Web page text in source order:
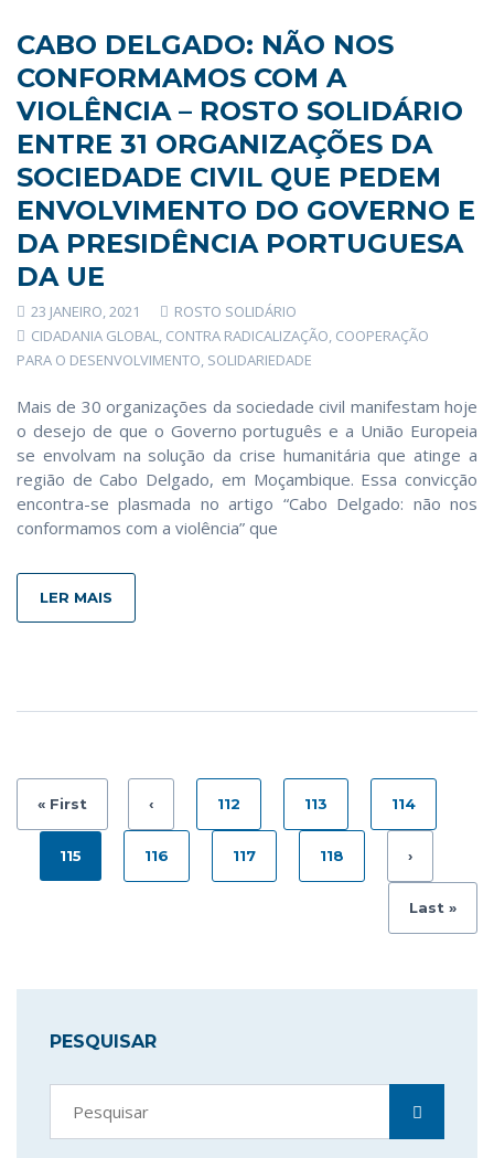
CABO DELGADO: NÃO NOS
CONFORMAMOS COM A
VIOLÊNCIA – ROSTO SOLIDÁRIO
ENTRE 31 ORGANIZAÇÕES DA
SOCIEDADE CIVIL QUE PEDEM
ENVOLVIMENTO DO GOVERNO E
DA PRESIDÊNCIA PORTUGUESA
DA UE
23 JANEIRO, 2021
ROSTO SOLIDÁRIO
CIDADANIA GLOBAL, CONTRA RADICALIZAÇÃO, COOPERAÇÃO
PARA O DESENVOLVIMENTO, SOLIDARIEDADE
Mais de 30 organizações da sociedade civil manifestam hoje
o desejo de que o Governo português e a União Europeia
se envolvam na solução da crise humanitária que atinge a
região de Cabo Delgado, em Moçambique. Essa convicção
encontra-se plasmada no artigo “Cabo Delgado: não nos
conformamos com a violência” que
LER MAIS
« First ‹ 112 113 114
115 116 117 118 ›
Last »
PESQUISAR